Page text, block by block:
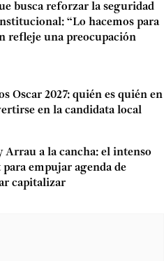
busca reforzar la seguridad
“Lo hacemos para
refleje una preocupación
Oscar 2027: quién es quién en
en la candidata local
Arrau a la cancha: el intenso
empujar agenda de
capitalizar